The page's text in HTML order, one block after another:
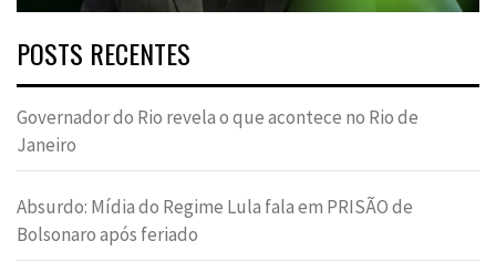
POSTS RECENTES
Governador do Rio revela o que acontece no Rio de
Janeiro
Absurdo: Mídia do Regime Lula fala em PRISÃO de
Bolsonaro após feriado